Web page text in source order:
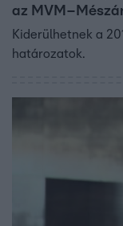
az
Kiderülhetnek a
határozatok.